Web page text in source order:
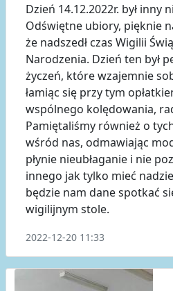
Dzień 14.12.2022r. był inny
Odświętne ubiory, pięknie
że nadszedł czas Wigilii
Narodzenia. Dzień ten był
życzeń, które wzajemnie
łamiąc się przy tym
wspólnego kolędowania,
Pamiętaliśmy również o
wśród nas, odmawiając
płynie nieubłaganie i nie
innego jak tylko mieć
będzie nam dane spotkać
wigilijnym stole.
2022-12-20 11:33